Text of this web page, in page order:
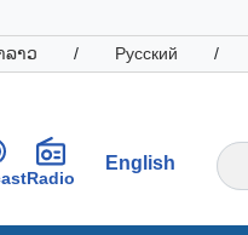
ລາວ / Русский /
Radio
English